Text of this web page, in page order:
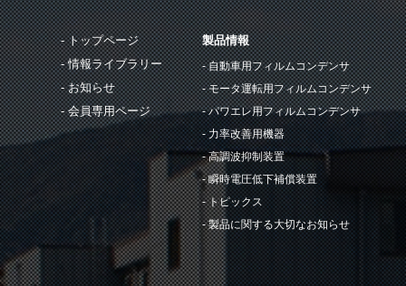
トップページ
情報ライブラリー
お知らせ
会員専用ページ
製品情報
自動車用フィルムコンデンサ
モータ運転用フィルムコンデンサ
パワエレ用フィルムコンデンサ
力率改善用機器
高調波抑制装置
瞬時電圧低下補償装置
トピックス
製品に関する大切なお知らせ